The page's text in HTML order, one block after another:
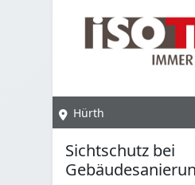
Hürth
Sichtschutz bei